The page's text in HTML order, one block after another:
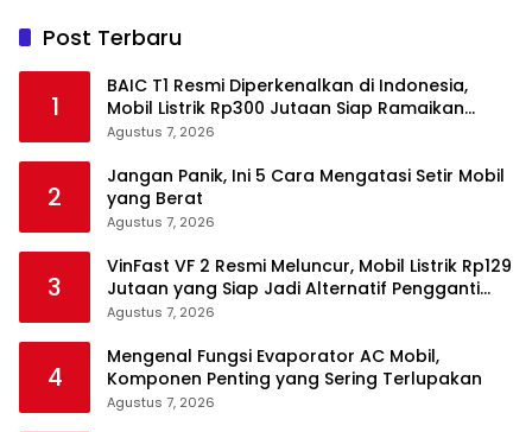
Post Terbaru
1
BAIC T1 Resmi Diperkenalkan di Indonesia,
Mobil Listrik Rp300 Jutaan Siap Ramaikan
Pasar EV
Agustus 7, 2026
2
Jangan Panik, Ini 5 Cara Mengatasi Setir Mobil
yang Berat
Agustus 7, 2026
3
VinFast VF 2 Resmi Meluncur, Mobil Listrik Rp129
Jutaan yang Siap Jadi Alternatif Pengganti
Motor
Agustus 7, 2026
4
Mengenal Fungsi Evaporator AC Mobil,
Komponen Penting yang Sering Terlupakan
Agustus 7, 2026